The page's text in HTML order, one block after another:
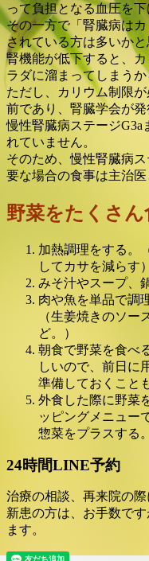
って負担となる血圧を
その一方で「腎臓病は
されている方は多いか
腎機能が低下すると、
ラダに溜まってしまうか
ただし、カリウム制限
前であり、腎臓学会が
慢性腎臓病ステージ
れていません。
そのため、慢性腎臓病
要な場合の食事は主治
野菜をたくさん
加熱調理をする。
してカサを減らす）
みそ汁やスープ、
肉や魚を単品で調
（生姜焼きのソー
ど。）
朝食で野菜を食べ
しいので、前日に
準備しておくこと
外食した際に野菜
ッピングメニュー
惣菜をプラスする
24時間LINE予約
治療の相談、再来院の際
新患の方は、お手数で
ます。